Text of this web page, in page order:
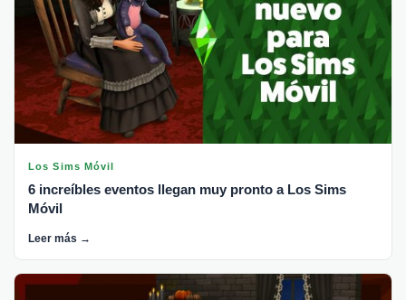
Los Sims Móvil
6 increíbles eventos llegan muy pronto a Los Sims
Móvil
Leer más →